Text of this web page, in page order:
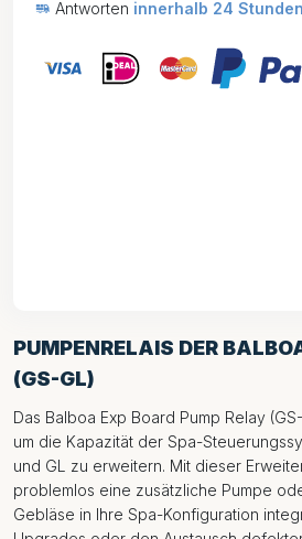
PUMPENRELAIS DER
(GS-GL)
Das Balboa Exp Board Pump Relay
um die Kapazität der Spa-
und GL zu erweitern. Mit dieser
problemlos eine zusätzliche Pumpe
Gebläse in Ihre Spa-Konfiguration
Antworten innerhalb 24 Stunden